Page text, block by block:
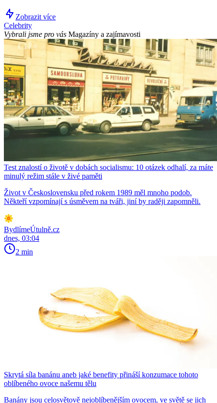
Zobrazit více
Celebrity
Vybrali jsme pro vás Magazíny a zajímavosti
Test znalostí o životě v dobách socialismu: 10 otázek odhalí, za máte
minulý režim stále v živé paměti
Život v Československu před rokem 1989 měl mnoho podob.
Někteří vzpomínají s úsměvem na tváři, jiní by raději zapomněli.
BydlímeÚtulně.cz
dnes, 03:04
2 min
Skrytá síla banánu aneb jaké benefity přináší konzumace tohoto
oblíbeného ovoce našemu tělu
Banány jsou celosvětově nejoblíbenějším ovocem, ve světě se jich